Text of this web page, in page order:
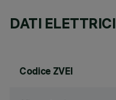
DATI ELETTRICI
Codice ZVEI